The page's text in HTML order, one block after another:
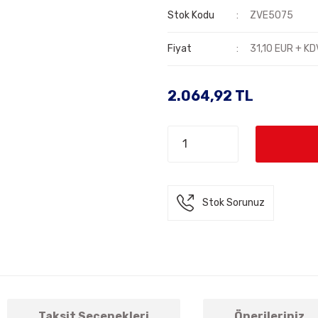
Stok Kodu ZVE5075
Fiyat 31,10 EUR +
2.064,92 TL
Stok Sorunuz